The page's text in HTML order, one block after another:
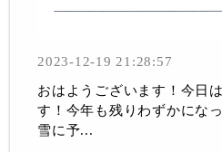
2023-12-19 21:28:57
おはようございます！今日
す！今年も残りわずかにな
雪に予...